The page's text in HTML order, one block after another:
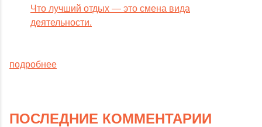
Что лучший отдых — это смена вида
деятельности.
подробнее
ПОСЛЕДНИЕ КОММЕНТАРИИ